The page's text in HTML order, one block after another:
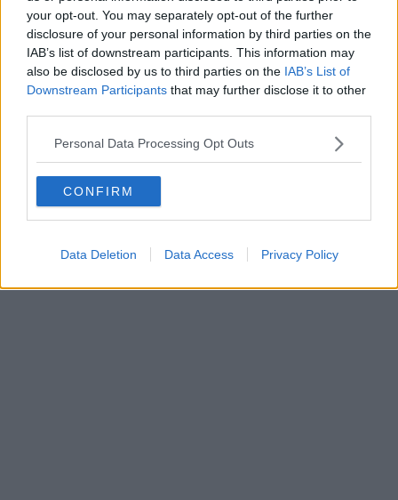
your opt-out. You may separately opt-out of the further
disclosure of your personal information by third parties on the
IAB’s list of downstream participants. This information may
also be disclosed by us to third parties on the IAB’s List of
Downstream Participants that may further disclose it to other
Personal Data Processing Opt Outs
CONFIRM
Data Deletion Data Access Privacy Policy
Serfogli sarà il candidato a sindaco di Pisa del Partito Democratico.
Da domattina al lavoro per una coalizione più ampia possibile, dove
prevalga il dialogo sulle cose e non più sulle persone. La città ce lo
chiede e dobbiamo essere all’altezza dell’importantissima sfida che
abbiamo di fronte a giugno. Colgo l’occasione per ringraziare il
gruppo dirigente di Pisa, i membri dell’assemblea per lo sforzo
messo in campo e ogni singolo iscritto. Siamo una grande comunità